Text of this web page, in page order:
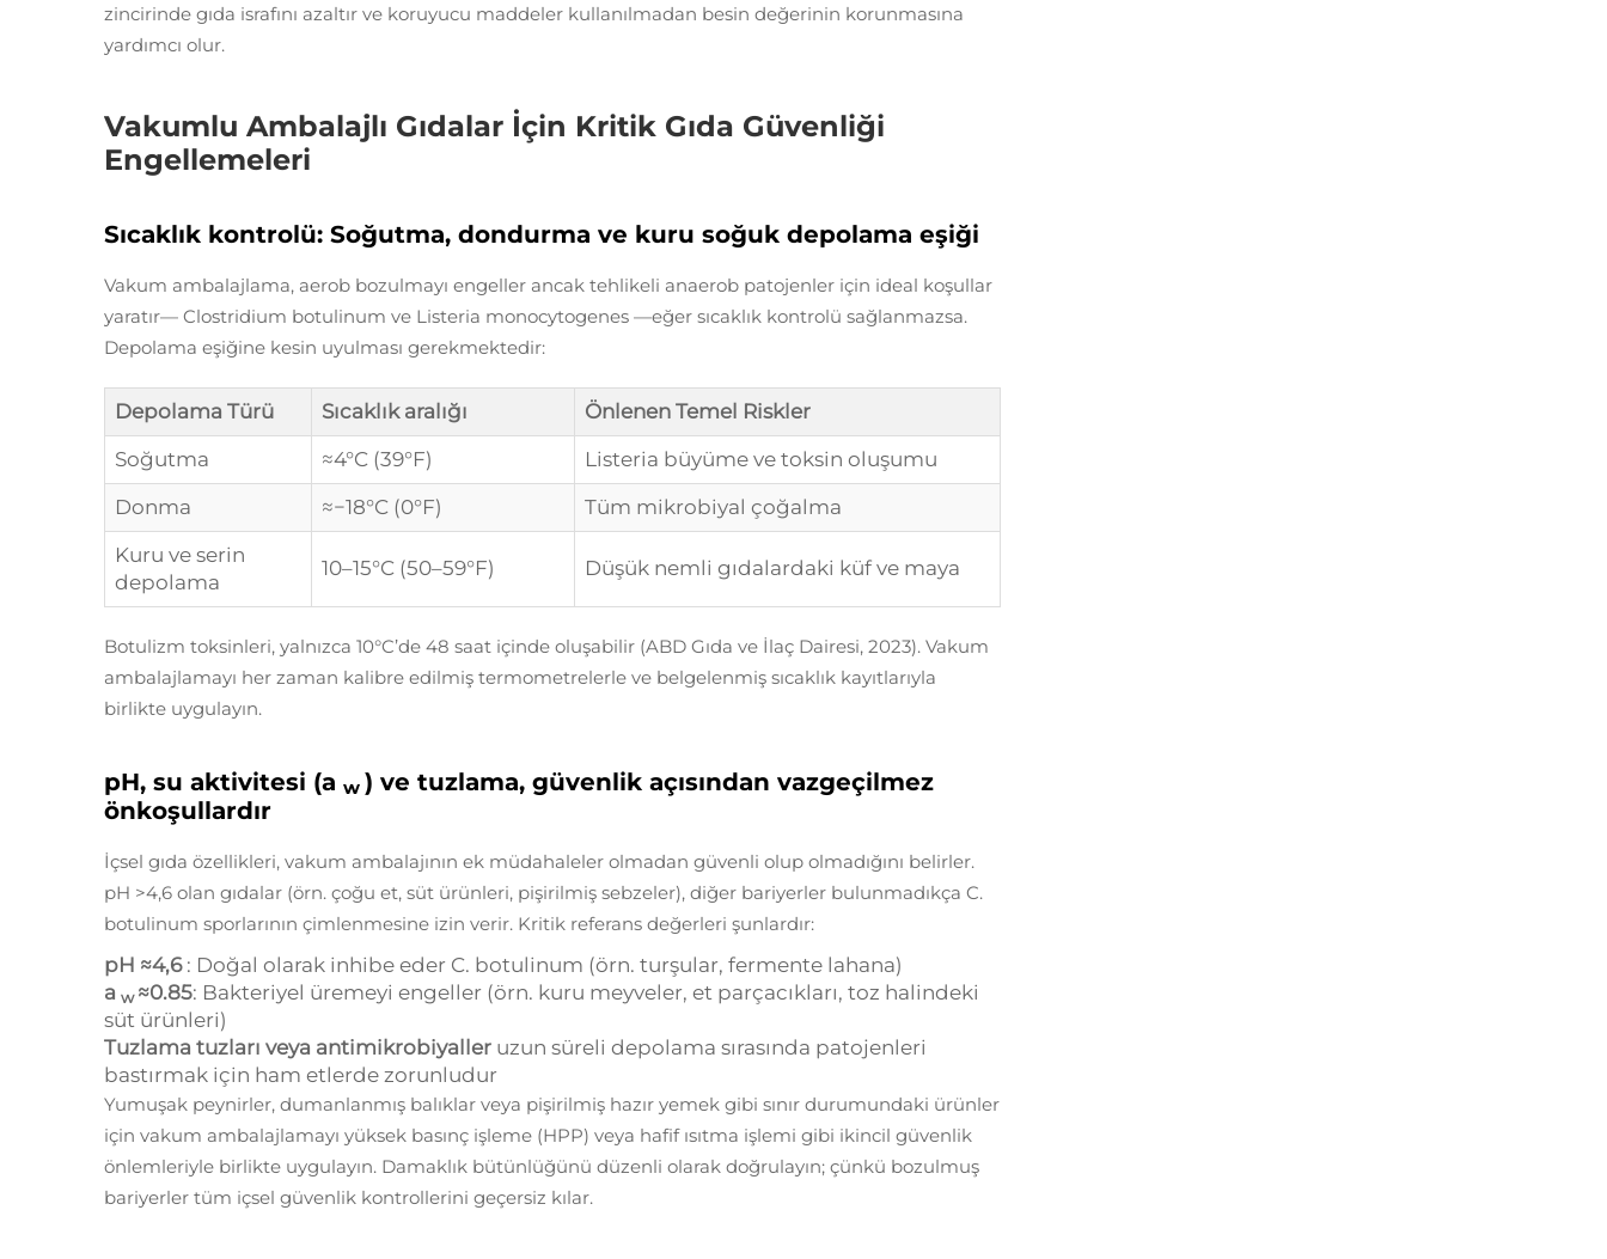
zincirinde gıda israfını azaltır ve koruyucu maddeler kullanılmadan besin değerinin korunmasına
yardımcı olur.
Vakumlu Ambalajlı Gıdalar İçin Kritik Gıda Güvenliği
Engellemeleri
Sıcaklık kontrolü: Soğutma, dondurma ve kuru soğuk depolama eşiği
Vakum ambalajlama, aerob bozulmayı engeller ancak tehlikeli anaerob patojenler için ideal koşullar
yaratır— Clostridium botulinum ve Listeria monocytogenes —eğer sıcaklık kontrolü sağlanmazsa.
Depolama eşiğine kesin uyulması gerekmektedir:
Depolama Türü Sıcaklık aralığı
Önlenen Temel Riskler
Soğutma
≈4°C (39°F) Listeria büyüme ve toksin oluşumu
Donma
≈−18°C (0°F)
Tüm mikrobiyal çoğalma
Kuru ve serin
depolama
10–15°C (50–59°F) Düşük nemli gıdalardaki küf ve maya
Botulizm toksinleri, yalnızca 10°C’de 48 saat içinde oluşabilir (ABD Gıda ve İlaç Dairesi, 2023). Vakum
ambalajlamayı her zaman kalibre edilmiş termometrelerle ve belgelenmiş sıcaklık kayıtlarıyla
birlikte uygulayın.
pH, su aktivitesi (a w ) ve tuzlama, güvenlik açısından vazgeçilmez
önkoşullardır
İçsel gıda özellikleri, vakum ambalajının ek müdahaleler olmadan güvenli olup olmadığını belirler.
pH >4,6 olan gıdalar (örn. çoğu et, süt ürünleri, pişirilmiş sebzeler), diğer bariyerler bulunmadıkça C.
botulinum sporlarının çimlenmesine izin verir. Kritik referans değerleri şunlardır:
pH ≈4,6 : Doğal olarak inhibe eder C. botulinum (örn. turşular, fermente lahana)
a w ≈0.85: Bakteriyel üremeyi engeller (örn. kuru meyveler, et parçacıkları, toz halindeki
süt ürünleri)
Tuzlama tuzları veya antimikrobiyaller uzun süreli depolama sırasında patojenleri
bastırmak için ham etlerde zorunludur
Yumuşak peynirler, dumanlanmış balıklar veya pişirilmiş hazır yemek gibi sınır durumundaki ürünler
için vakum ambalajlamayı yüksek basınç işleme (HPP) veya hafif ısıtma işlemi gibi ikincil güvenlik
önlemleriyle birlikte uygulayın. Damaklık bütünlüğünü düzenli olarak doğrulayın; çünkü bozulmuş
bariyerler tüm içsel güvenlik kontrollerini geçersiz kılar.